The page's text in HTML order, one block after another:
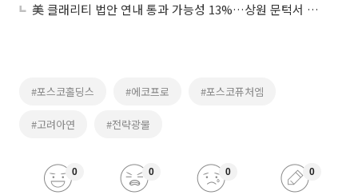
美 클래리티 법안 연내 통과 가능성 13%…상원 문턱서 제동
#포스코홀딩스 #에코프로 #포스코퓨처엠
#고려아연 #전략광물
0 0 0 0